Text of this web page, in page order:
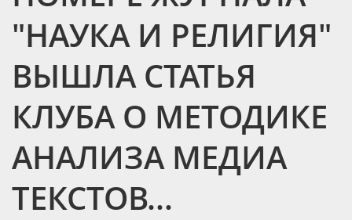
"НАУКА И РЕЛИГИЯ"
ВЫШЛА СТАТЬЯ
КЛУБА О МЕТОДИКЕ
АНАЛИЗА МЕДИА
ТЕКСТОВ...